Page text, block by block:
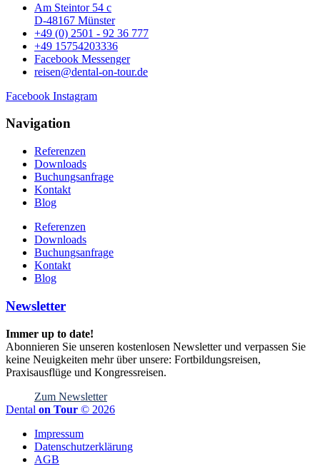
Am Steintor 54 c
D-48167 Münster
+49 (0) 2501 - 92 36 777
+49 15754203336
Facebook Messenger
reisen@dental-on-tour.de
Facebook Instagram
Navigation
Referenzen
Downloads
Buchungsanfrage
Kontakt
Blog
Referenzen
Downloads
Buchungsanfrage
Kontakt
Blog
Newsletter
Immer up to date!
Abonnieren Sie unseren kostenlosen Newsletter und verpassen Sie
keine Neuigkeiten mehr über unsere: Fortbildungsreisen,
Praxisausflüge und Kongressreisen.
Zum Newsletter
Dental on Tour © 2026
Impressum
Datenschutzerklärung
AGB